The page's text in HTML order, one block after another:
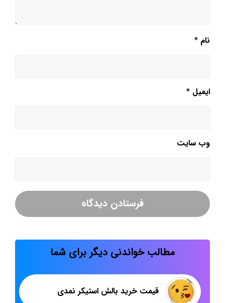
نام *
ایمیل *
وب‌ سایت
مطالب خواندنی دیگر برای شما
قیمت خرید بالش استیکر نمدی